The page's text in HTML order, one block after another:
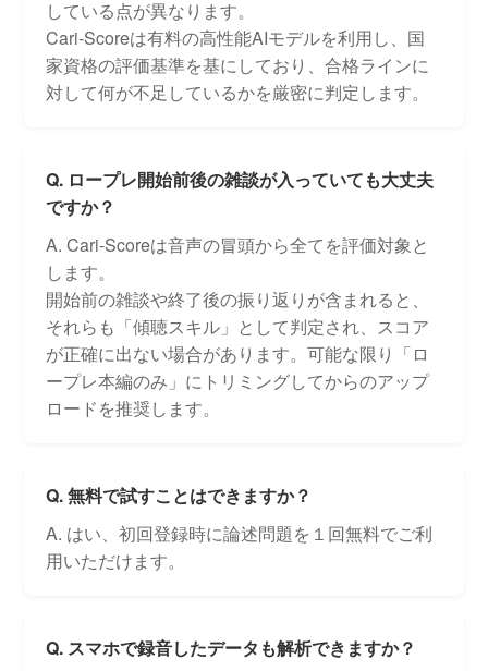
している点が異なります。
Cari-Scoreは有料の高性能AIモデルを利用し、国
家資格の評価基準を基にしており、合格ラインに
対して何が不足しているかを厳密に判定します。
Q. ロープレ開始前後の雑談が入っていても大丈夫
ですか？
A. Cari-Scoreは音声の冒頭から全てを評価対象と
します。
開始前の雑談や終了後の振り返りが含まれると、
それらも「傾聴スキル」として判定され、スコア
が正確に出ない場合があります。可能な限り「ロ
ープレ本編のみ」にトリミングしてからのアップ
ロードを推奨します。
Q. 無料で試すことはできますか？
A. はい、初回登録時に論述問題を１回無料でご利
用いただけます。
Q. スマホで録音したデータも解析できますか？